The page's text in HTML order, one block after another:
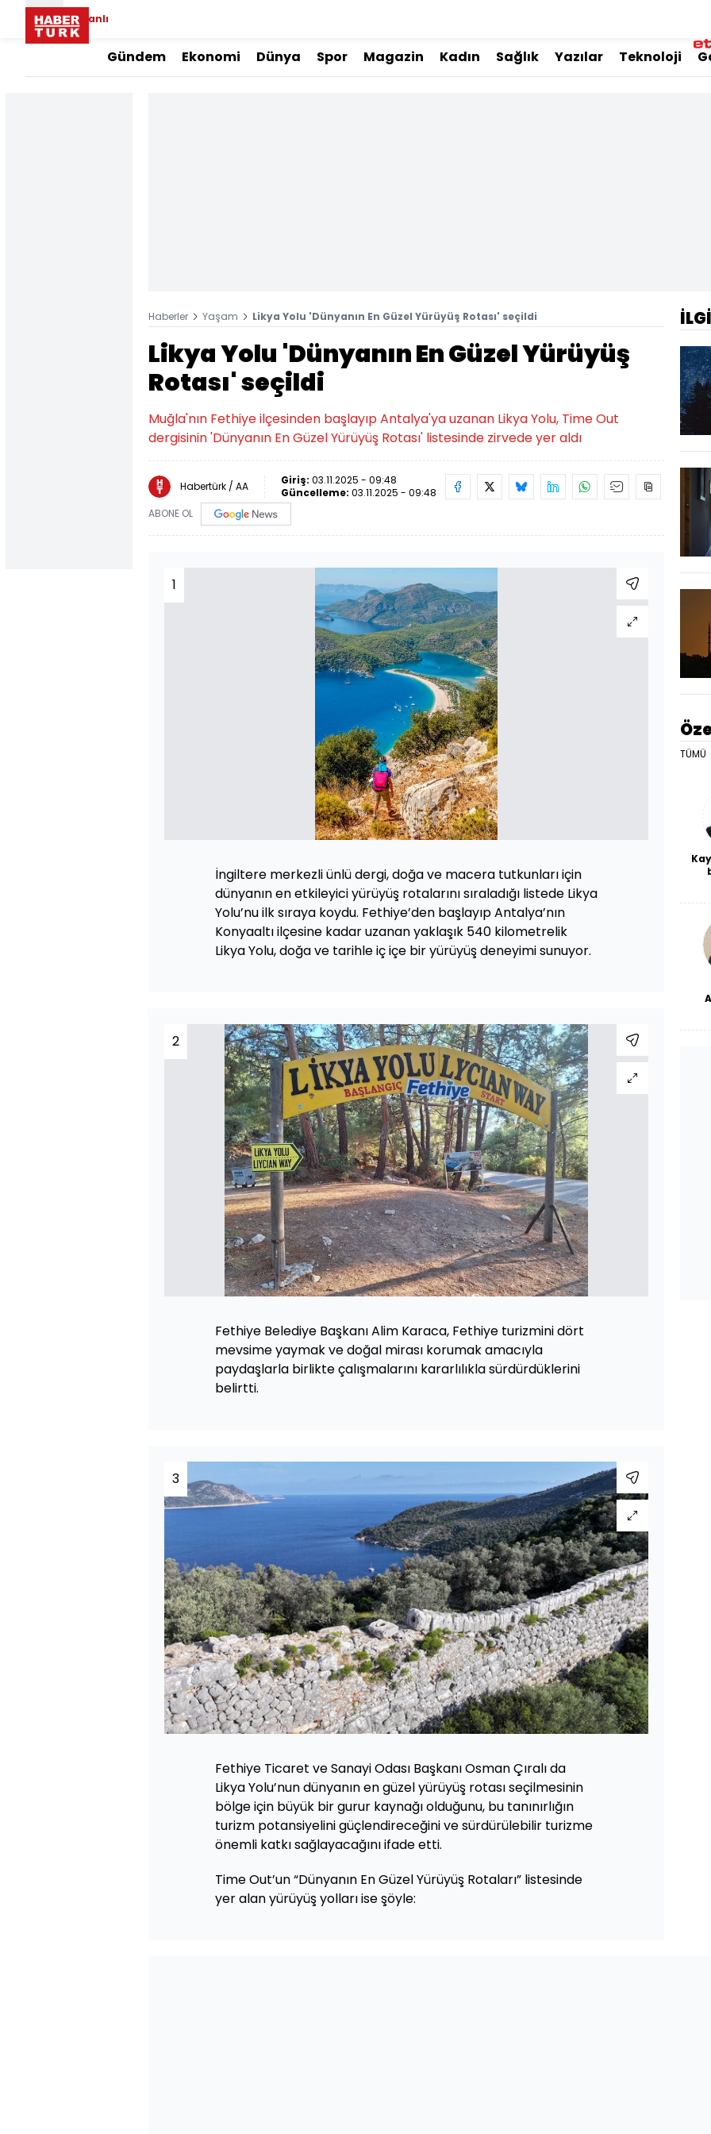
Canlı
Gündem Ekonomi Dünya Spor Magazin Kadın Sağlık Yazılar Teknoloji
Haberler Yaşam Likya Yolu 'Dünyanın En Güzel Yürüyüş Rotası' seçildi
Likya Yolu 'Dünyanın En Güzel Yürüyüş
Rotası' seçildi
Muğla'nın Fethiye ilçesinden başlayıp Antalya'ya uzanan Likya Yolu, Time Out
dergisinin 'Dünyanın En Güzel Yürüyüş Rotası' listesinde zirvede yer aldı
Habertürk / AA Giriş: 03.11.2025 - 09:48
Güncelleme: 03.11.2025 - 09:48
ABONE OL
1
İngiltere merkezli ünlü dergi, doğa ve macera tutkunları için
dünyanın en etkileyici yürüyüş rotalarını sıraladığı listede Likya
Yolu’nu ilk sıraya koydu. Fethiye’den başlayıp Antalya’nın
Konyaaltı ilçesine kadar uzanan yaklaşık 540 kilometrelik
Likya Yolu, doğa ve tarihle iç içe bir yürüyüş deneyimi sunuyor.
2
Fethiye Belediye Başkanı Alim Karaca, Fethiye turizmini dört
mevsime yaymak ve doğal mirası korumak amacıyla
paydaşlarla birlikte çalışmalarını kararlılıkla sürdürdüklerini
belirtti.
3
Fethiye Ticaret ve Sanayi Odası Başkanı Osman Çıralı da
Likya Yolu’nun dünyanın en güzel yürüyüş rotası seçilmesinin
bölge için büyük bir gurur kaynağı olduğunu, bu tanınırlığın
turizm potansiyelini güçlendireceğini ve sürdürülebilir turizme
önemli katkı sağlayacağını ifade etti.
Time Out’un “Dünyanın En Güzel Yürüyüş Rotaları” listesinde
yer alan yürüyüş yolları ise şöyle:
TÜMÜ